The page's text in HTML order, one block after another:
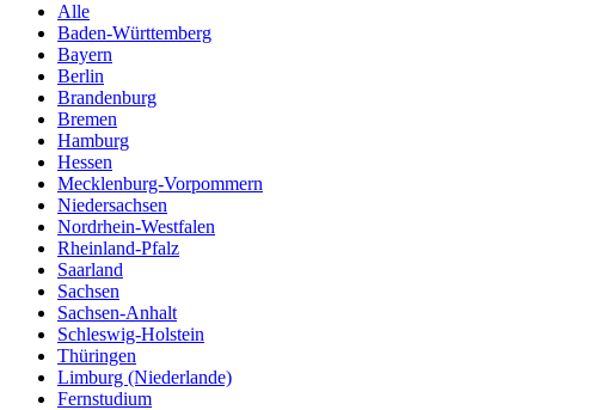
Alle
Baden-Württemberg
Bayern
Berlin
Brandenburg
Bremen
Hamburg
Hessen
Mecklenburg-Vorpommern
Niedersachsen
Nordrhein-Westfalen
Rheinland-Pfalz
Saarland
Sachsen
Sachsen-Anhalt
Schleswig-Holstein
Thüringen
Limburg (Niederlande)
Fernstudium